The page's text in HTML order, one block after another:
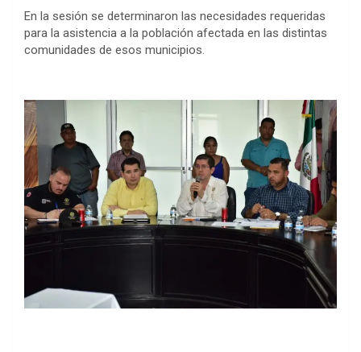
En la sesión se determinaron las necesidades requeridas
para la asistencia a la población afectada en las distintas
comunidades de esos municipios.